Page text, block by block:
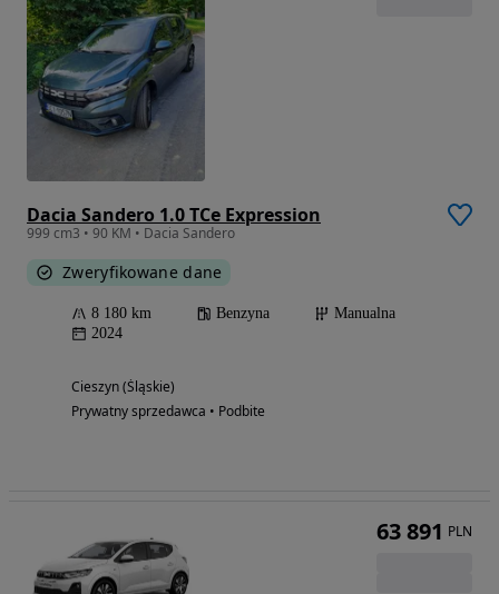
Dacia Sandero 1.0 TCe Expression
999 cm3 • 90 KM • Dacia Sandero
Zweryfikowane dane
8 180 km Benzyna
Manualna
2024
Cieszyn (Śląskie)
Prywatny sprzedawca • Podbite
63 891 PLN